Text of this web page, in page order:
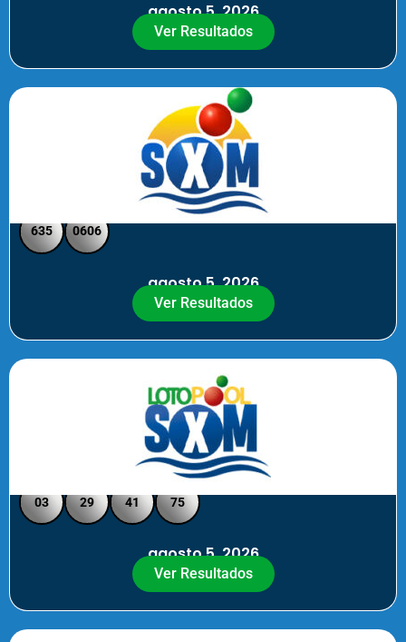
agosto 5, 2026
Ver Resultados
SXM Noche - Pick 3 Pick 4
635 0606
agosto 5, 2026
Ver Resultados
Loto Pool SXM Noche
03 29 41 75
agosto 5, 2026
Ver Resultados